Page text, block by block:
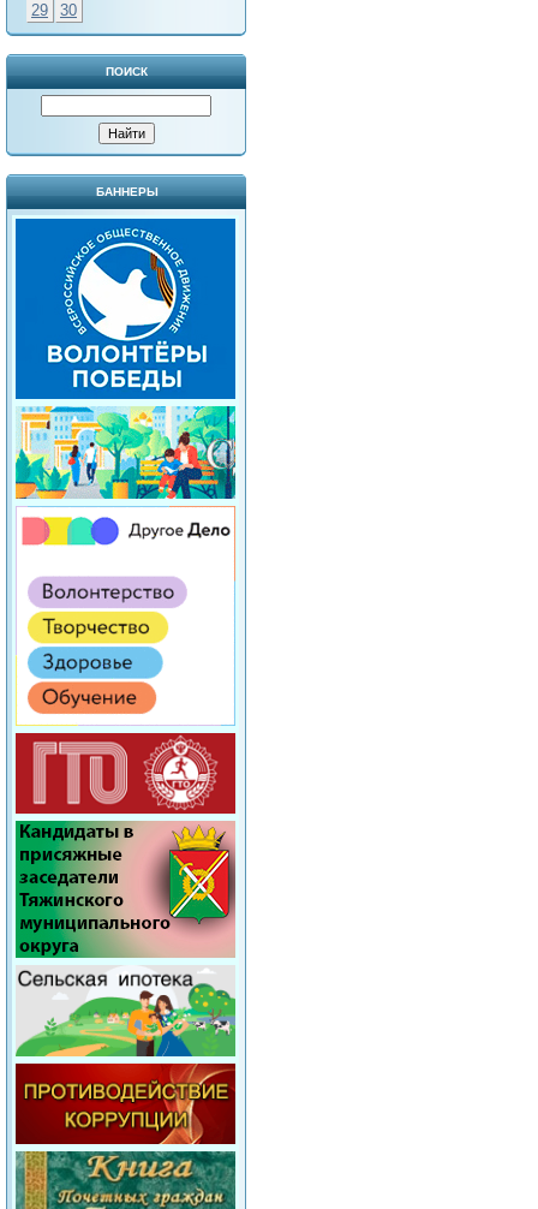
29
30
ПОИСК
БАННЕРЫ